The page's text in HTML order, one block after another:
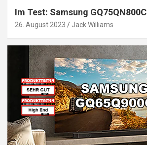
Im Test: Samsung GQ75QN800C
26. August 2023 Jack Williams